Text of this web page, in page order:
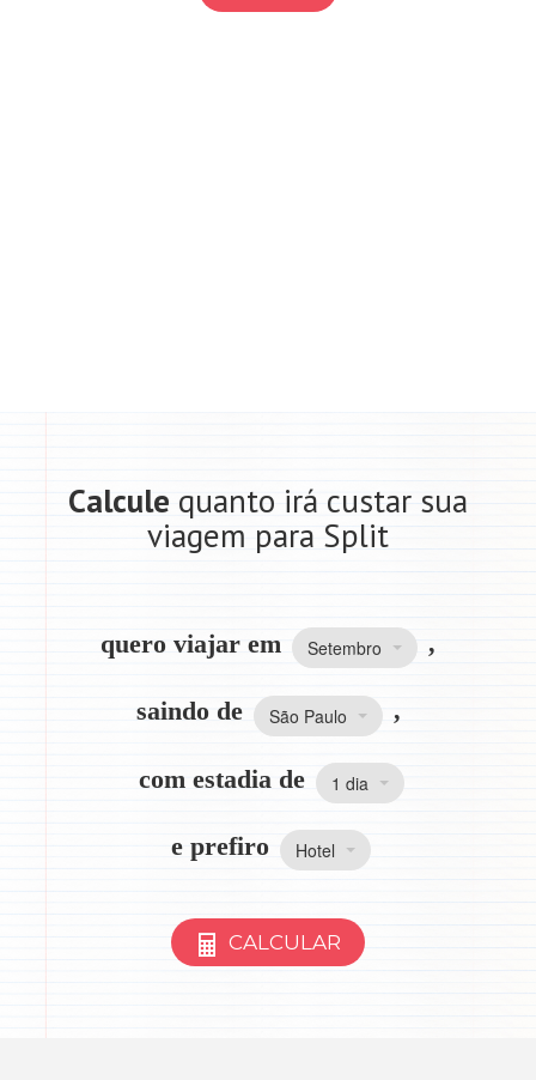
Calcule quanto irá custar sua
viagem para Split
quero viajar em Setembro ,
saindo de São Paulo ,
com estadia de 1 dia
e prefiro Hotel
CALCULAR